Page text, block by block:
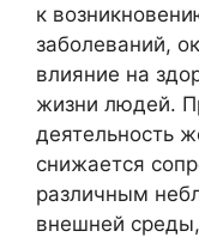
к
заболеваний,
влияние на
жизни людей.
деятельность
снижается
различным
внешней